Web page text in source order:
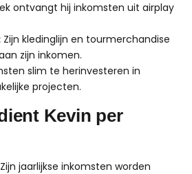
ontvangt hij inkomsten uit airplay
Zijn kledinglijn en tourmerchandise
zijn inkomen.
slim te herinvesteren in
projecten.
Kevin per
jaarlijkse inkomsten worden